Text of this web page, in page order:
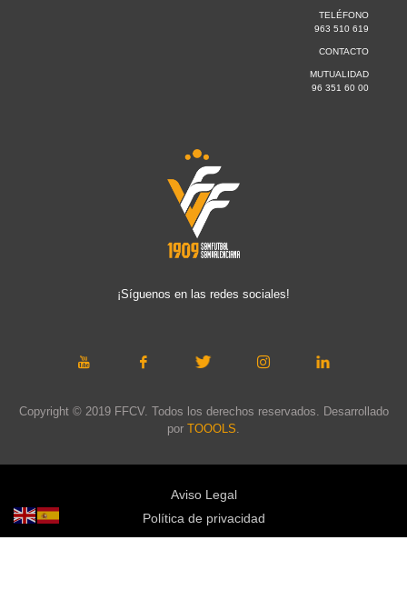
TELÉFONO
963 510 619
CONTACTO
MUTUALIDAD
96 351 60 00
¡Síguenos en las redes sociales!
Copyright © 2019 FFCV. Todos los derechos reservados. Desarrollado
por TOOOLS
Aviso Legal
Política de privacidad
Política de cookies